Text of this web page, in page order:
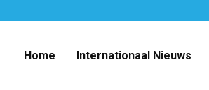
Home Internationaal Nieuws